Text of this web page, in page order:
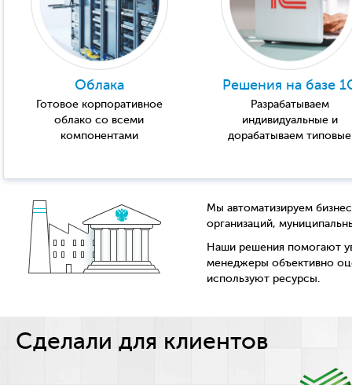
Облака
Готовое корпоративное
облако со всеми
компонентами
Решения на базе
Разрабатываем
индивидуальные и
дорабатываем типовые
Мы автоматизируем
организаций,
Наши решения помогают
менеджеры объективно
используют ресурсы.
Сделали для клиентов